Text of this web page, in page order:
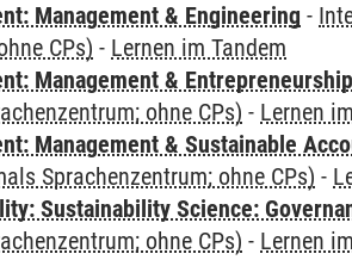
Management & Engineering -
CPs) - Lernen im Tandem
Management & Entrepreneurship
ohne CPs) - Lernen
Management & Sustainable
Sprachenzentrum; ohne CPs) -
Sustainability Science:
ohne CPs) - Lernen